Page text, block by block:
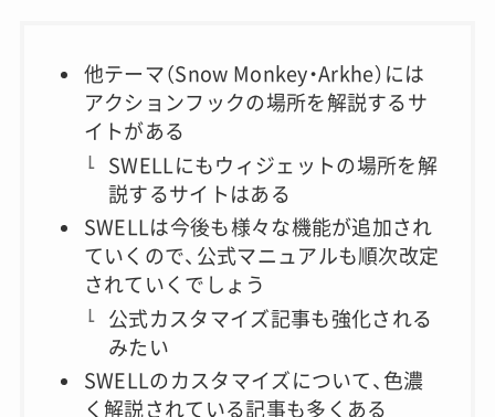
他テーマ（Snow Monkey・Arkhe）には
アクションフックの場所を解説するサ
イトがある
SWELLにもウィジェットの場所を解
説するサイトはある
SWELLは今後も様々な機能が追加され
ていくので、公式マニュアルも順次改定
されていくでしょう
公式カスタマイズ記事も強化される
みたい
SWELLのカスタマイズについて、色濃
く解説されている記事も多くある